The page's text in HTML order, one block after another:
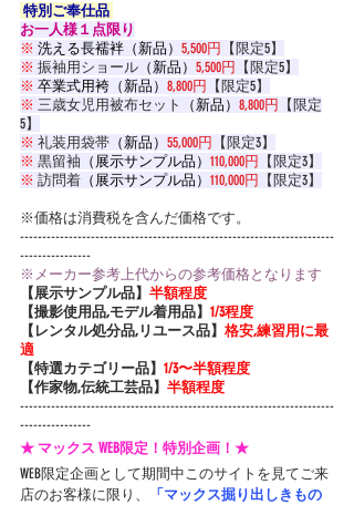
特別ご奉仕品
お一人様１点限り
※ 洗える長襦袢（新品） 5,500円 【限定5】
※ 振袖用ショール （新品） 5,500円 【限定5】
※ 卒業式用袴（新品） 8,800円 【限定5】
※ 三歳女児用被布セット （新品） 8,800円 【限定
5】
※ 礼装用袋帯 （新品） 55,000円 【限定3】
※ 黒留袖 （展示サンプル品） 110,000円 【限定3】
※ 訪問着 （展示サンプル品） 110,000円 【限定3】
※価格は消費税を含んだ価格です。
-----------------------------------------------------------------------
----------------
※メーカー参考上代からの参考価格となります
【展示サンプル品】 半額程度
【撮影使用品,モデル着用品】 1/3程度
【レンタル処分品,リユース品】 格安,練習用に最
適
【特選カテゴリー品】 1/3〜半額程度
【作家物,伝統工芸品】 半額程度
-----------------------------------------------------------------------
----------------
★ マックス WEB限定！特別企画！★
WEB限定企画として期間中このサイトを見てご来
店のお客様に限り、
「マックス掘り出しきもの